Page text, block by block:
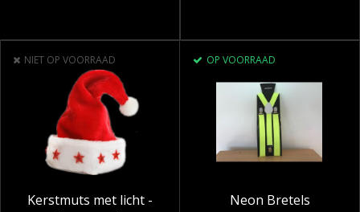
NIET OP VOORRAAD
Kerstmuts met licht -
OP VOORRAAD
Neon Bretels